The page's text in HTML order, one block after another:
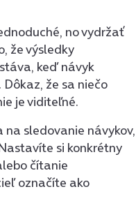
no vydržať
že výsledky
keď návyk
že sa niečo
je viditeľné.
sledovanie návykov,
si konkrétny
čítanie
označíte ako